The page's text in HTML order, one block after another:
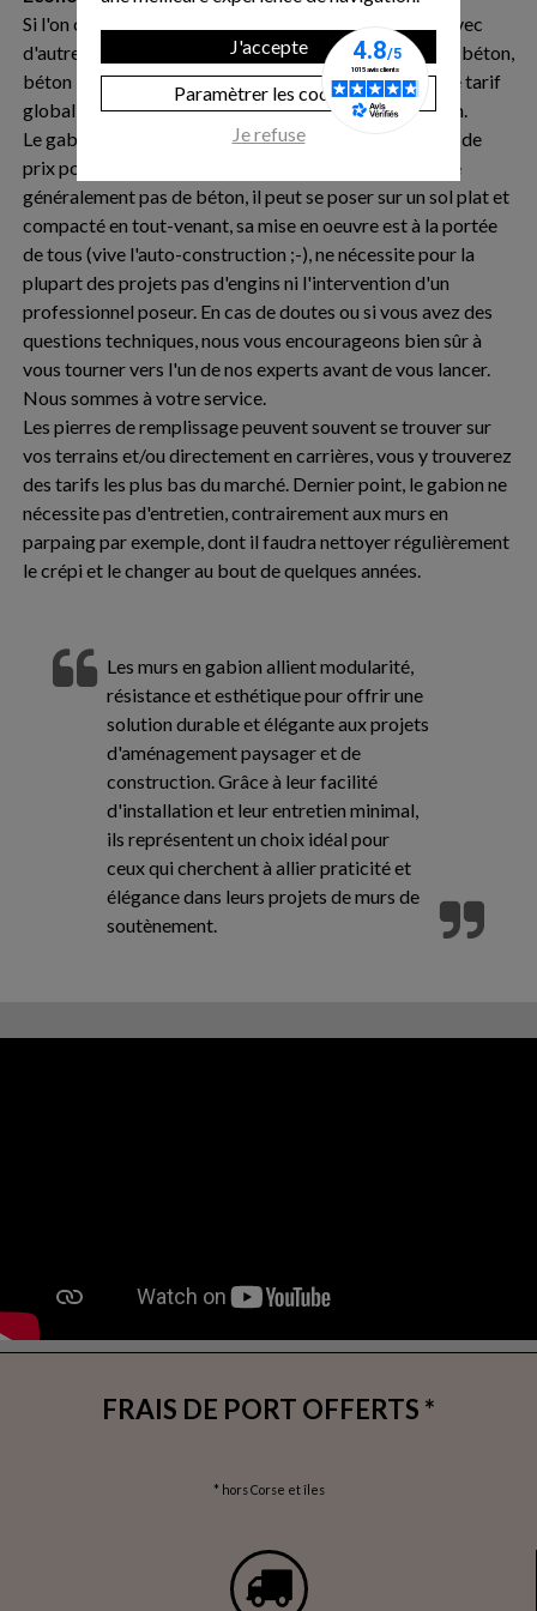
J'accepte
Paramètrer les cookies
Je refuse
Si l'on compare le coût d'un projet de mur en gabion avec
d'autre procédés plus traditionnels (agglos, murs en L, béton,
béton banchés, enrochement), on constate un écart de tarif
global qui peut s'avérer important en faveur du gabion.
Le gabion est une solution très intéressante en termes de
prix pour des raisons multiples : le gabion ne nécessite
généralement pas de béton, il peut se poser sur un sol plat et
compacté en tout-venant, sa mise en oeuvre est à la portée
de tous (vive l'auto-construction ;-), ne nécessite pour la
plupart des projets pas d'engins ni l'intervention d'un
professionnel poseur. En cas de doutes ou si vous avez des
questions techniques, nous vous encourageons bien sûr à
vous tourner vers l'un de nos experts avant de vous lancer.
Nous sommes à votre service.
Les pierres de remplissage peuvent souvent se trouver sur
vos terrains et/ou directement en carrières, vous y trouverez
des tarifs les plus bas du marché. Dernier point, le gabion ne
nécessite pas d'entretien, contrairement aux murs en
parpaing par exemple, dont il faudra nettoyer régulièrement
le crépi et le changer au bout de quelques années.
Les murs en gabion allient modularité,
résistance et esthétique pour offrir une
solution durable et élégante aux projets
d'aménagement paysager et de
construction. Grâce à leur facilité
d'installation et leur entretien minimal,
ils représentent un choix idéal pour
ceux qui cherchent à allier praticité et
élégance dans leurs projets de murs de
soutènement.
FRAIS DE PORT OFFERTS *
* hors Corse et îles